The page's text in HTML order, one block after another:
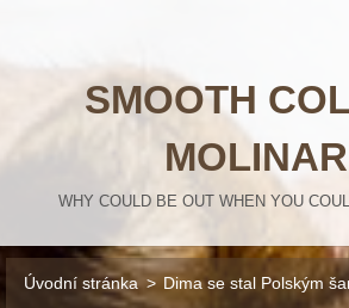
SMOOTH
WHY COULD BE OUT WHEN YOU
Úvodní stránka > Dima se stal Polským